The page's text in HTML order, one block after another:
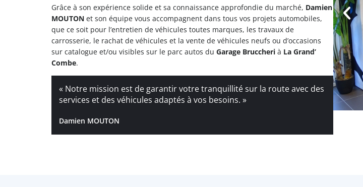
Grâce à son expérience solide et sa connaissance approfondie du marché, Damien
MOUTON et son équipe vous accompagnent dans tous vos projets automobiles,
que ce soit pour l’entretien de véhicules toutes marques, les travaux de
carrosserie, le rachat de véhicules et la vente de véhicules neufs ou d’occasions
sur catalogue et/ou visibles sur le parc autos du Garage Bruccheri à La Grand’
Combe.
« Notre mission est de garantir votre tranquillité sur la route avec des
services et des véhicules adaptés à vos besoins. »
Damien MOUTON